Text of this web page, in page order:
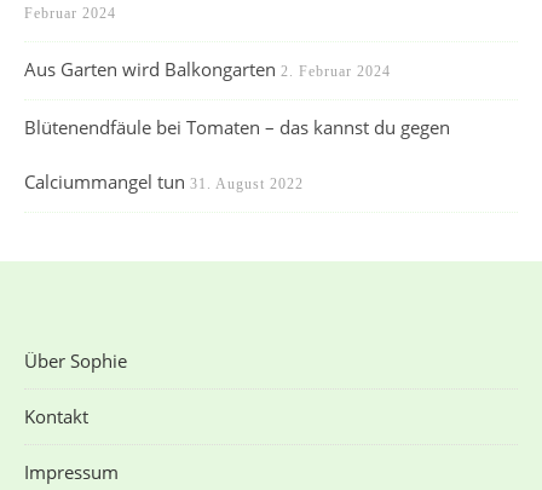
Februar 2024
Aus Garten wird Balkongarten 2. Februar 2024
Blütenendfäule bei Tomaten – das kannst du gegen
Calciummangel tun 31. August 2022
Über Sophie
Kontakt
Impressum